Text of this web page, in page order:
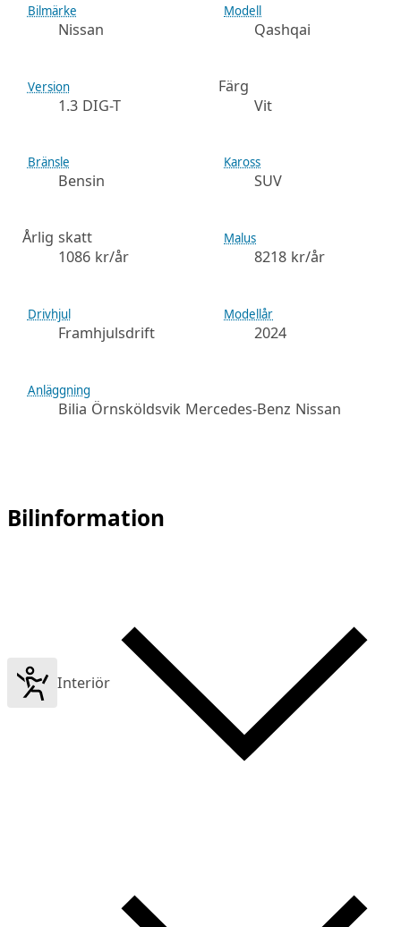
Bilmärke
Nissan
Modell
Qashqai
Version
1.3 DIG-T
Färg
Vit
Bränsle
Bensin
Kaross
SUV
Årlig skatt
1086 kr/år
Malus
8218 kr/år
Drivhjul
Framhjulsdrift
Modellår
2024
Anläggning
Bilia Örnsköldsvik Mercedes-Benz Nissan
Bilinformation
Interiör